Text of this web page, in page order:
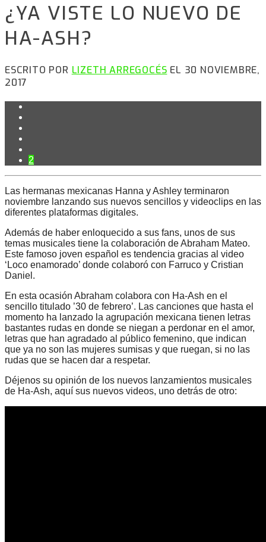
¿YA VISTE LO NUEVO DE
HA-ASH?
ESCRITO POR LIZETH ARREGOCÉS EL 30 NOVIEMBRE,
2017
2
Las hermanas mexicanas Hanna y Ashley terminaron
noviembre lanzando sus nuevos sencillos y videoclips en las
diferentes plataformas digitales.
Además de haber enloquecido a sus fans, unos de sus
temas musicales tiene la colaboración de Abraham Mateo.
Este famoso joven español es tendencia gracias al video
‘Loco enamorado’ donde colaboró con Farruco y Cristian
Daniel.
En esta ocasión Abraham colabora con Ha-Ash en el
sencillo titulado ’30 de febrero’. Las canciones que hasta el
momento ha lanzado la agrupación mexicana tienen letras
bastantes rudas en donde se niegan a perdonar en el amor,
letras que han agradado al público femenino, que indican
que ya no son las mujeres sumisas y que ruegan, si no las
rudas que se hacen dar a respetar.
Déjenos su opinión de los nuevos lanzamientos musicales
de Ha-Ash, aquí sus nuevos videos, uno detrás de otro: